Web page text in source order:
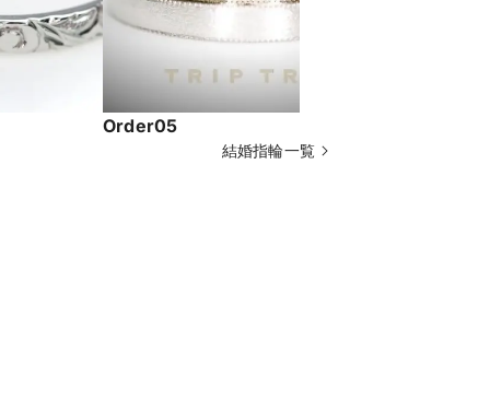
Order05
結婚指輪一覧